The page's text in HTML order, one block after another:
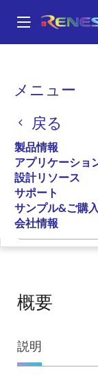
ン
メニュー
戻る
製品情報
アプリケーショ
設計リソース
サポート
サンプル&ご購入
会社情報
パ
く
ず
ソ
RZ/
[5.10-
ソフトウェ
ページセクシ
概要
概
要
説明